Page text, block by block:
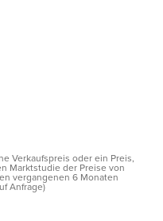
Verkaufspreis oder ein Preis,
Marktstudie der Preise von
vergangenen 6 Monaten
Anfrage)